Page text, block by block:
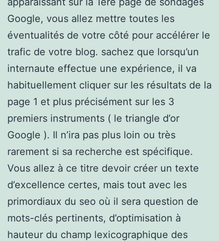
Google, vous allez mettre toutes les
éventualités de votre côté pour accélérer le
trafic de votre blog. sachez que lorsqu’un
internaute effectue une expérience, il va
habituellement cliquer sur les résultats de la
page 1 et plus précisément sur les 3
premiers instruments ( le triangle d’or
Google ). Il n’ira pas plus loin ou très
rarement si sa recherche est spécifique.
Vous allez à ce titre devoir créer un texte
d’excellence certes, mais tout avec les
primordiaux du seo où il sera question de
mots-clés pertinents, d’optimisation à
hauteur du champ lexicographique des